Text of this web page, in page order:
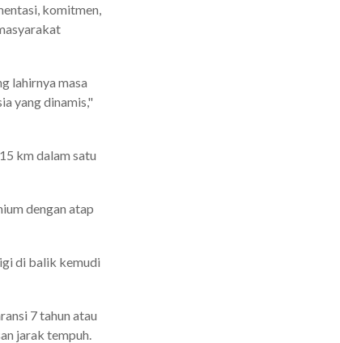
komitmen,
lahirnya masa
yang dinamis,"
km dalam satu
dengan atap
di balik kemudi
7 tahun atau
jarak tempuh.